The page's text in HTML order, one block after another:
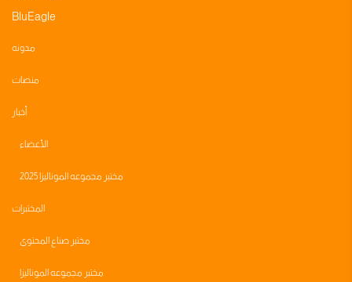
BluEagle
مدونه
منصات
أخبار
الأعضاء
مختبر مجموعه الموناليزا 2025
المختبرات
مختبر صناع المحتوى
مختبر مجموعه الموناليزا